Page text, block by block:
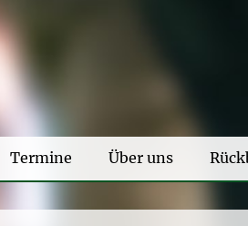
Termine Über uns